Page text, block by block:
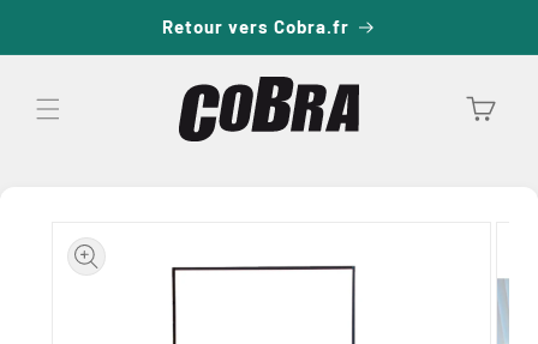
au
Retour vers Cobra.fr
Panier
informations
produits